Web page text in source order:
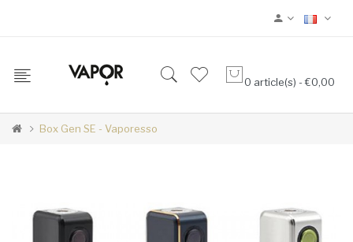
0 article(s) - €0,00
Box Gen SE - Vaporesso